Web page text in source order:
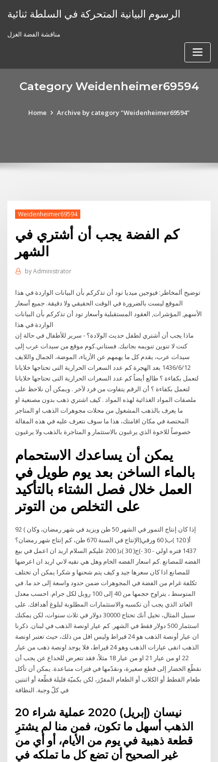
الرسوم البيانية المتحركة في السلطة ثنائية
مناقشة الفضة الغزل
Category Weidenheimer69594
Home Archive by category "Weidenheimer69594"
Weidenheimer69594
كم الفضة يجب أن أشتري في
الشهر
byAdministrator
توضيح ألمخاطر: فيوجين ميديا تود أن تذكركم بأن البيانات الواردة في هذا
الموقع ليست بالضرورة في الوقت الحقيقي ولا دقيقة. جميع أسعار
الأسهم, المؤشرات, العقود المستقبلية وأسعار تود أن تذكركم بأن البيانات
الواردة في هذا
ماذا يجب أن أشتري لطفل حديث الولادة؟ - سرير للأطفال في حالة إن
كنت لا تنوين تنويمه بجانبك. فستاني.كوم موقع من سيدات عرب إلى
سيدات عرب، يقدم كل ما يهمهم عن الأزياء، الموضة، الجمال واللايف
12‏‏/6‏‏/1436 بعد الهجرة كم عدد السعرات الحرارية التى تحتاجها خلايانا
لتعمل بكفاءة ؟ طالع أيضاً كم عدد السعرات الحرارية التى تحتاجها خلايانا
لتعمل بكفاءة ؟ أن الرقم يتفاوت من فرد لآخر . ويمكن أن نلاحظ على
ملصقات المواد الغذائية لهذه المواد . كيف اشتري ذهب بدون مصنعية او
ما يعرف بالذهب المشغول من محلات مجوهرات الذهب او المتاجر
المختصة في مكان اقامتك، هذا ما سوف نتعرف عليه في هذه المقالة
خصوصاً للاخوة الذي يرغبون بالاستثمار و المتاجرة بالذهب ولا يرغبون
يمكن أن يساعدك الاستحمام
بالماء الساخن بعد يوم طويل في
العمل خلال فصل الشتاء بالتأكيد
على التخلص من التوتر
92 ( إذا كان إنتاج التمور في الشهر 50 طن ويزيد في شهر رمضان، وكان
الإنتاج في السنة 670 طن، كم إنتاج شهر رمضان؟)أ( 120 )ب( 60 ورقي
1437 فتره اولي - 30 -)ج( 30 )د( 200 عليكم السلام اريد ان اعمل في بيع
الفضه للمصانع .كم اسعار الفضه الخام وهل هي نقيه لاني اريد ان اعرضها
للمصانع اذا كان سعرها جيد و كيف يتم شحنها و شكرا يمكن أن تختلف
تكلفة غرام من الفضة في المجوهرات ضمن حدود واسعة إلى حد ما. في
المتوسط ، يتراوح حجمها من 40 إلى 100 روبل لكل جرام. احسب معدل
العائد الذي يجب أن تكسبه والاستثمارات المطلوبة لبلوغ أهدافك. على
سبيل المثال، تخيل أنك تحتاج 30000 دولار في ثلاث سنوات، لكن يمكنك
استثمار 500 دولار فقط في الشهر. كم عيار اونصة الذهب في لبنان. ذكرنا
ان عيار أونصة الذهب هو 24 قيراط وليس اقل من ذلك، حيث تعتبر اونصة
الذهب انقى عيارات الذهب وهو 24 قيراط، فلا يوجد اونصة ذهب من عيار
22 او من عيار 21 او من عيار 18 مثلاً، فقد تتعرض للخداع عن يجب أن
نقطّع الخضار إلى قطع صغيرة، ونقدّمها في فترات متباعدة. يمكن أن تأكل
طعام القطط أو الكلاب أو الطعام المفرّز، لكن بكميّة قليلة قطّعة أو اثنتين
في كلّ وجبة. النظافة
20 نيسان (إبريل) 2020 عملية شراء
الذهب أسهل ما تكون، فمن منا لم يشترِ
قطعة ذهبية في يوم من الأيام، أو أي من
غير الصحيح أن تضع كل ما تملكه في